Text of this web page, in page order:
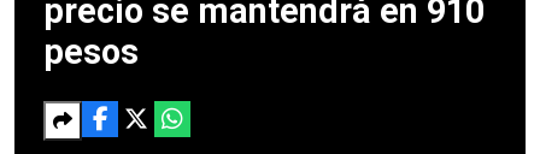
precio se mantendrá en 910
pesos